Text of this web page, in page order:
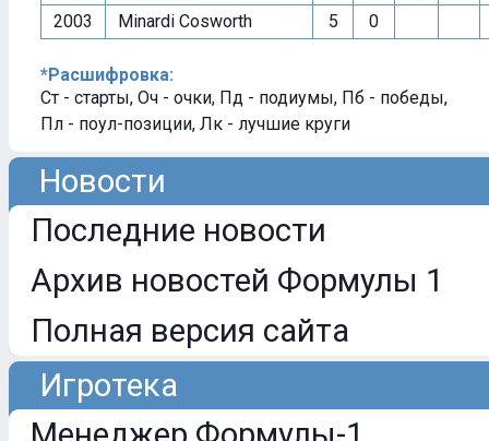
2003
Minardi Cosworth 5 0
*Расшифровка:
Ст - старты, Оч - очки, Пд - подиумы, Пб - победы,
Пл - поул-позиции, Лк - лучшие круги
Новости
Последние новости
Архив новостей Формулы 1
Полная версия сайта
Игротека